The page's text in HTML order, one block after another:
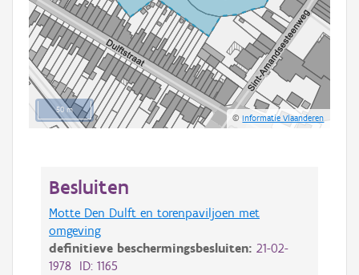
50 m
©Informatie Vlaanderen
Besluiten
Motte Den Dulft en torenpaviljoen met
omgeving
definitieve beschermingsbesluiten: 21-02-
1978 ID: 1165